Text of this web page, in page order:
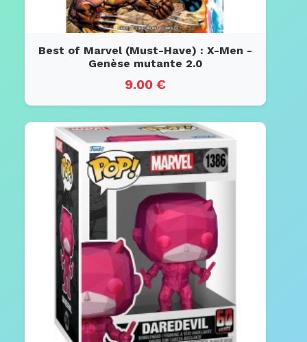
Best of Marvel (Must-Have) : X-Men -
Genèse mutante 2.0
9.00 €